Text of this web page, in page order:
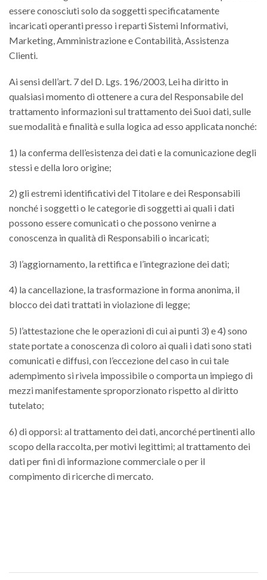
essere conosciuti solo da soggetti specificatamente
incaricati operanti presso i reparti Sistemi Informativi,
Marketing, Amministrazione e Contabilità, Assistenza
Clienti.
Ai sensi dell’art. 7 del D. Lgs. 196/2003, Lei ha diritto in
qualsiasi momento di ottenere a cura del Responsabile del
trattamento informazioni sul trattamento dei Suoi dati, sulle
sue modalità e finalità e sulla logica ad esso applicata nonché:
1) la conferma dell’esistenza dei dati e la comunicazione degli
stessi e della loro origine;
2) gli estremi identificativi del Titolare e dei Responsabili
nonché i soggetti o le categorie di soggetti ai quali i dati
possono essere comunicati o che possono venirne a
conoscenza in qualità di Responsabili o incaricati;
3) l’aggiornamento, la rettifica e l’integrazione dei dati;
4) la cancellazione, la trasformazione in forma anonima, il
blocco dei dati trattati in violazione di legge;
5) l’attestazione che le operazioni di cui ai punti 3) e 4) sono
state portate a conoscenza di coloro ai quali i dati sono stati
comunicati e diffusi, con l’eccezione del caso in cui tale
adempimento si rivela impossibile o comporta un impiego di
mezzi manifestamente sproporzionato rispetto al diritto
tutelato;
6) di opporsi: al trattamento dei dati, ancorché pertinenti allo
scopo della raccolta, per motivi legittimi; al trattamento dei
dati per fini di informazione commerciale o per il
compimento di ricerche di mercato.